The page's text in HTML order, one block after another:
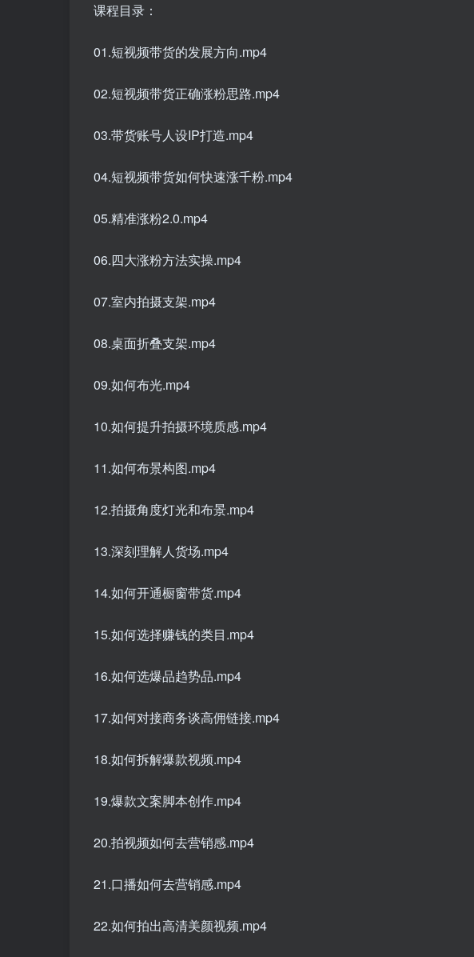
课程目录：
01.短视频带货的发展方向.mp4
02.短视频带货正确涨粉思路.mp4
03.带货账号人设IP打造.mp4
04.短视频带货如何快速涨千粉.mp4
05.精准涨粉2.0.mp4
06.四大涨粉方法实操.mp4
07.室内拍摄支架.mp4
08.桌面折叠支架.mp4
09.如何布光.mp4
10.如何提升拍摄环境质感.mp4
11.如何布景构图.mp4
12.拍摄角度灯光和布景.mp4
13.深刻理解人货场.mp4
14.如何开通橱窗带货.mp4
15.如何选择赚钱的类目.mp4
16.如何选爆品趋势品.mp4
17.如何对接商务谈高佣链接.mp4
18.如何拆解爆款视频.mp4
19.爆款文案脚本创作.mp4
20.拍视频如何去营销感.mp4
21.口播如何去营销感.mp4
22.如何拍出高清美颜视频.mp4